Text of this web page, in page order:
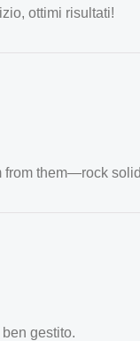
ottimi risultati!
from them—rock
gestito.